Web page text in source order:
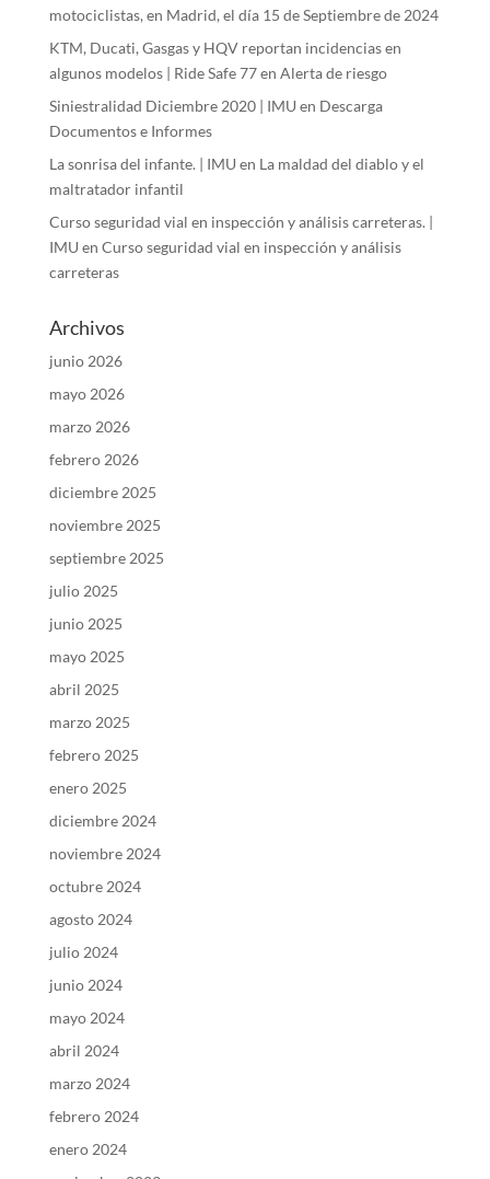
motociclistas, en Madrid, el día 15 de Septiembre de 2024
KTM, Ducati, Gasgas y HQV reportan incidencias en
algunos modelos | Ride Safe 77en Alerta de riesgo
Siniestralidad Diciembre 2020 | IMU en Descarga
Documentos e Informes
La sonrisa del infante. | IMU en La maldad del diablo y el
maltratador infantil
Curso seguridad vial en inspección y análisis carreteras. |
IMU en Curso seguridad vial en inspección y análisis
carreteras
Archivos
junio 2026
mayo 2026
marzo 2026
febrero 2026
diciembre 2025
noviembre 2025
septiembre 2025
julio 2025
junio 2025
mayo 2025
abril 2025
marzo 2025
febrero 2025
enero 2025
diciembre 2024
noviembre 2024
octubre 2024
agosto 2024
julio 2024
junio 2024
mayo 2024
abril 2024
marzo 2024
febrero 2024
enero 2024